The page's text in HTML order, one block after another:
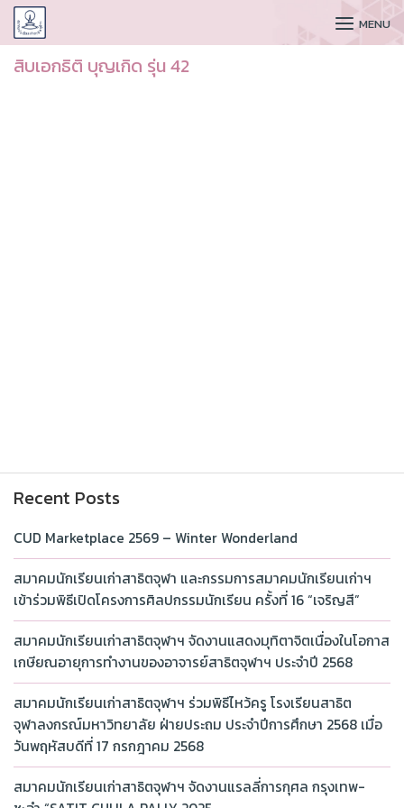
CUDAA MENU
สิบเอกธิติ บุญเกิด รุ่น 42
Recent Posts
CUD Marketplace 2569 – Winter Wonderland
สมาคมนักเรียนเก่าสาธิตจุฬา และกรรมการสมาคมนักเรียนเก่าฯ
เข้าร่วมพิธีเปิดโครงการศิลปกรรมนักเรียน ครั้งที่ 16 “เจริญสี”
สมาคมนักเรียนเก่าสาธิตจุฬาฯ จัดงานแสดงมุทิตาจิตเนื่องในโอกาส
เกษียณอายุการทำงานของอาจารย์สาธิตจุฬาฯ ประจำปี 2568
สมาคมนักเรียนเก่าสาธิตจุฬาฯ ร่วมพิธีไหว้ครู โรงเรียนสาธิต
จุฬาลงกรณ์มหาวิทยาลัย ฝ่ายประถม ประจำปีการศึกษา 2568 เมื่อ
วันพฤหัสบดีที่ 17 กรกฎาคม 2568
สมาคมนักเรียนเก่าสาธิตจุฬาฯ จัดงานแรลลี่การกุศล กรุงเทพ-